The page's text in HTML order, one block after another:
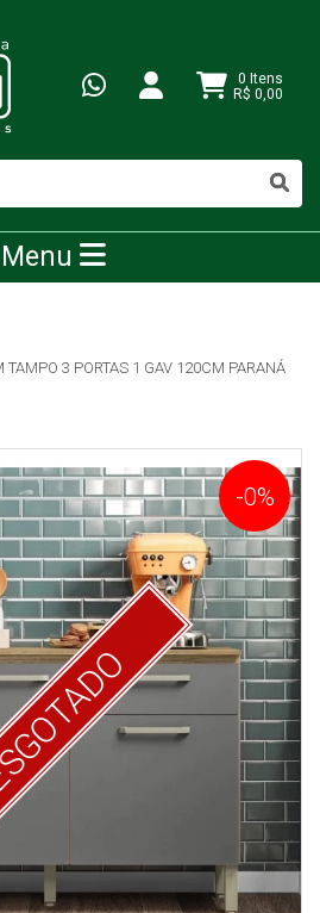
0 Itens
R$ 0,00
Menu
3 PORTAS 1 GAV 120CM PARANÁ
-0%